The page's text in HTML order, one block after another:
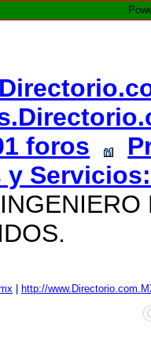
foros
y
http://